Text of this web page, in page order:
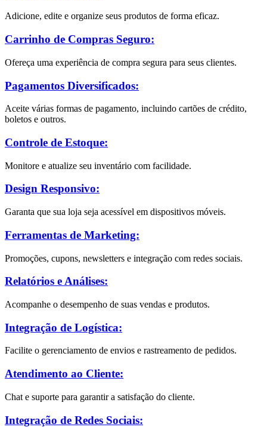
Adicione, edite e organize seus produtos de forma eficaz.
Carrinho de Compras Seguro:
Ofereça uma experiência de compra segura para seus clientes.
Pagamentos Diversificados:
Aceite várias formas de pagamento, incluindo cartões de crédito,
boletos e outros.
Controle de Estoque:
Monitore e atualize seu inventário com facilidade.
Design Responsivo:
Garanta que sua loja seja acessível em dispositivos móveis.
Ferramentas de Marketing:
Promoções, cupons, newsletters e integração com redes sociais.
Relatórios e Análises:
Acompanhe o desempenho de suas vendas e produtos.
Integração de Logística:
Facilite o gerenciamento de envios e rastreamento de pedidos.
Atendimento ao Cliente:
Chat e suporte para garantir a satisfação do cliente.
Integração de Redes Sociais: